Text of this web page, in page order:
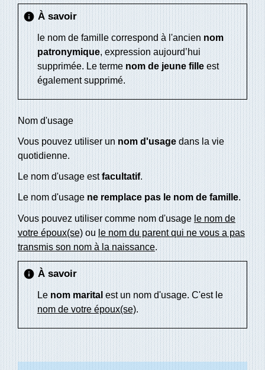
info À savoir
le nom de famille correspond à l'ancien nom
patronymique, expression aujourd’hui
supprimée. Le termenom de jeune filleest
également supprimé.
Nom d'usage
Vous pouvez utiliser unnom d'usagedans la vie
quotidienne.
Le nom d'usage estfacultatif.
Le nom d'usagene remplace pas le nom de famille.
Vous pouvez utiliser comme nom d'usage le nom de
votre époux(se) ou le nom du parent qui ne vous a pas
transmis son nom à la naissance.
info À savoir
Le nom marital est un nom d'usage. C'est le
nom de votre époux(se).